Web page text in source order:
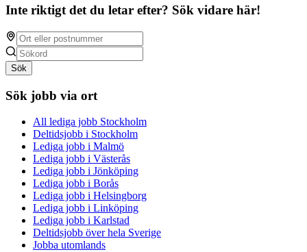
Inte riktigt det du letar efter? Sök vidare här!
Sök
Sök jobb via ort
All lediga jobb Stockholm
Deltidsjobb i Stockholm
Lediga jobb i Malmö
Lediga jobb i Västerås
Lediga jobb i Jönköping
Lediga jobb i Borås
Lediga jobb i Helsingborg
Lediga jobb i Linköping
Lediga jobb i Karlstad
Deltidsjobb över hela Sverige
Jobba utomlands